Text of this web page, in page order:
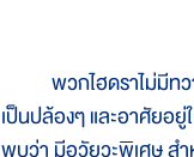
พวกไฮดราไม่มีทวา
เป็นปล้องๆ และอาศัยอ